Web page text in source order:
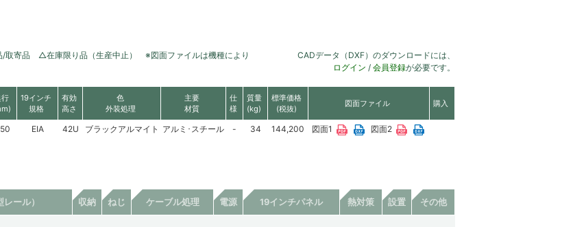
品 △在庫限り品（生産中止） ※図面ファイルは機種により
CADデータ（DXF）のダウンロードには、
ログイン / 会員登録が必要です。
19インチ
規格
有効
高さ
色
外装処理
主要
材質
仕
様
質量
(kg)
標準価格
(税抜)
図面ファイル 購入
EIA 42U ブラックアルマイト アルミ･スチール - 34 144,200 図面1 図面2
ール） 収納 ねじ ケーブル処理 電源 19インチパネル 熱対策 設置 その他